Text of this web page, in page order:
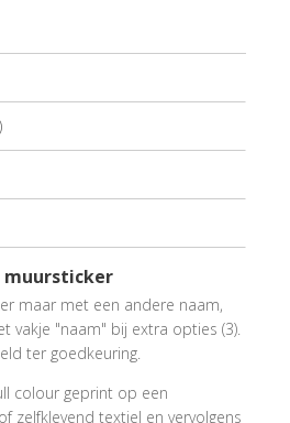
maar met een andere naam,
vakje "naam" bij extra opties (3).
ter goedkeuring.
colour geprint op een
zelfklevend textiel en vervolgens